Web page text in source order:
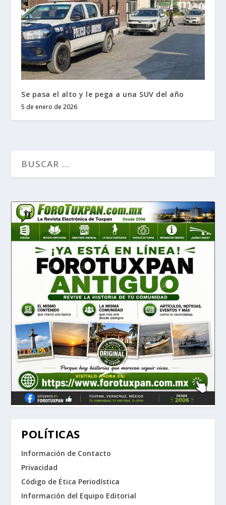
Se pasa el alto y le pega a una SUV del año
5 de enero de 2026
POLÍTICAS
Información de Contacto
Privacidad
Código de Ética Periodística
Información del Equipo Editorial